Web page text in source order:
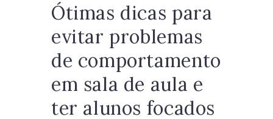
Ótimas dicas para
evitar problemas
de comportamento
em sala de aula e
ter alunos focados